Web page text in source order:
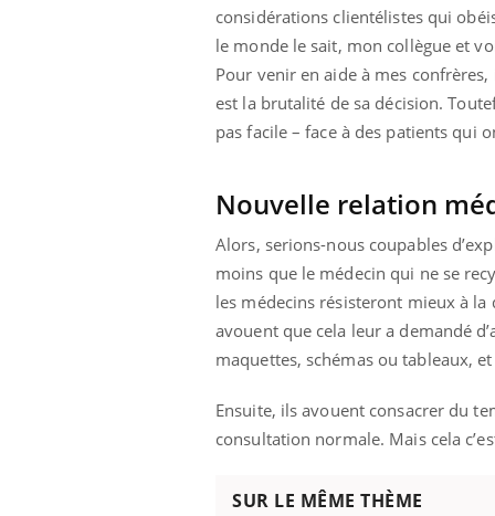
considérations clientélistes qui
le monde le sait, mon collègue et
Pour venir en aide à mes
est la brutalité de sa décision.
pas facile – face à des patients qui
Nouvelle relation
Alors, serions-nous coupables
moins que le médecin qui ne se
les médecins résisteront mieux à
avouent que cela leur a demandé
maquettes, schémas ou tableaux,
Ensuite, ils avouent consacrer du
consultation normale. Mais cela
SUR LE MÊME THÈME
Eczéma Chronique des Mains : se
préparer pour l’été !Youtube
L'été arrive… et avec lui, un tout nouveau
Le